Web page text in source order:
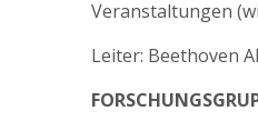
Veranstaltungen
Leiter: Beethoven